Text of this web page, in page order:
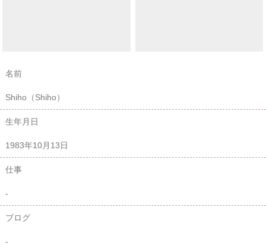
名前
Shiho（Shiho）
生年月日
1983年10月13日
仕事
-
ブログ
-